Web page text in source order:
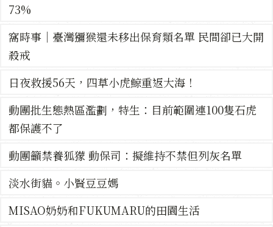
73%
窩時事｜臺灣獼猴還未移出保育類名單 民間卻已大開
殺戒
日夜救援56天，四草小虎鯨重返大海！
動團批生態熱區濫劃，特生：目前範圍連100隻石虎
都保護不了
動團籲禁養狐獴 動保司：擬維持不禁但列灰名單
淡水街貓。小賢豆豆媽
MISAO奶奶和FUKUMARU的田園生活